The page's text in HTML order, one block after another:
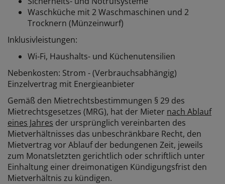
Waschküche mit 2 Waschmaschinen und 2
Trocknern (Münzeinwurf)
Inklusivleistungen:
Wi-Fi, Haushalts- und Küchenutensilien
Nebenkosten: Strom - (Verbrauchsabhängig)
Einzelvertrag mit Energieanbieter
Gemäß den Mietrechtsbestimmungen § 29 des
Mietrechtsgesetzes (MRG), hat der Mieter nach Ablauf
eines Jahres der ursprünglich vereinbarten des
Mietverhältnisses das unbeschränkbare Recht, den
Mietvertrag vor Ablauf der bedungenen Zeit, jeweils
zum Monatsletzten gerichtlich oder schriftlich unter
Einhaltung einer dreimonatigen Kündigungsfrist den
Mietverhältnis zu kündigen.